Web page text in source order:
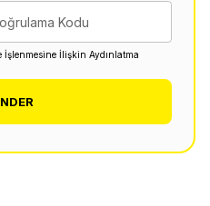
Kodu
İşlenmesine İlişkin Aydınlatma